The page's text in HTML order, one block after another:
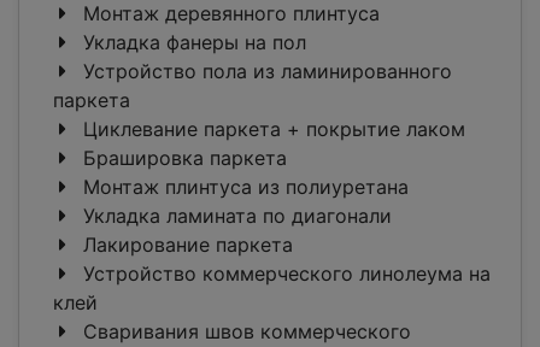
Монтаж деревянного плинтуса
Укладка фанеры на пол
Устройство пола из ламинированного
паркета
Циклевание паркета + покрытие лаком
Брашировка паркета
Монтаж плинтуса из полиуретана
Укладка ламината по диагонали
Лакирование паркета
Устройство коммерческого линолеума на
клей
Сваривания швов коммерческого